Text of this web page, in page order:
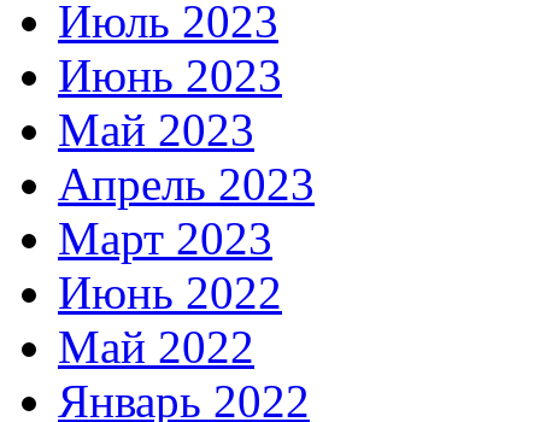
Июль 2023
Июнь 2023
Май 2023
Апрель 2023
Март 2023
Июнь 2022
Май 2022
Январь 2022